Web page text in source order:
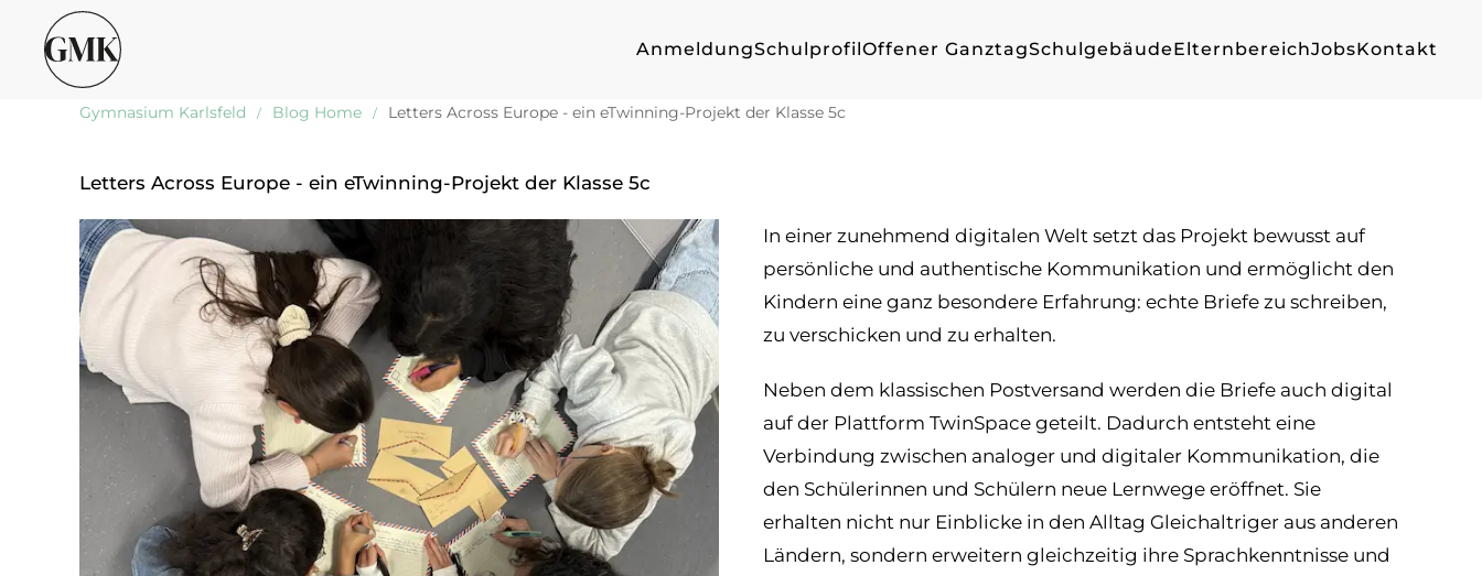
AnmeldungSchulprofilOffener GanztagSchulgebäudeElternbereichJobsKontakt
Gymnasium Karlsfeld Blog Home Letters Across Europe - ein eTwinning-Projekt der Klasse 5c
Letters Across Europe - ein eTwinning-Projekt der Klasse 5c
In einer zunehmend digitalen Welt setzt das Projekt bewusst auf
persönliche und authentische Kommunikation und ermöglicht den
Kindern eine ganz besondere Erfahrung: echte Briefe zu schreiben,
zu verschicken und zu erhalten.
Neben dem klassischen Postversand werden die Briefe auch digital
auf der Plattform TwinSpace geteilt. Dadurch entsteht eine
Verbindung zwischen analoger und digitaler Kommunikation, die
den Schülerinnen und Schülern neue Lernwege eröffnet. Sie
erhalten nicht nur Einblicke in den Alltag Gleichaltriger aus anderen
Ländern, sondern erweitern gleichzeitig ihre Sprachkenntnisse und